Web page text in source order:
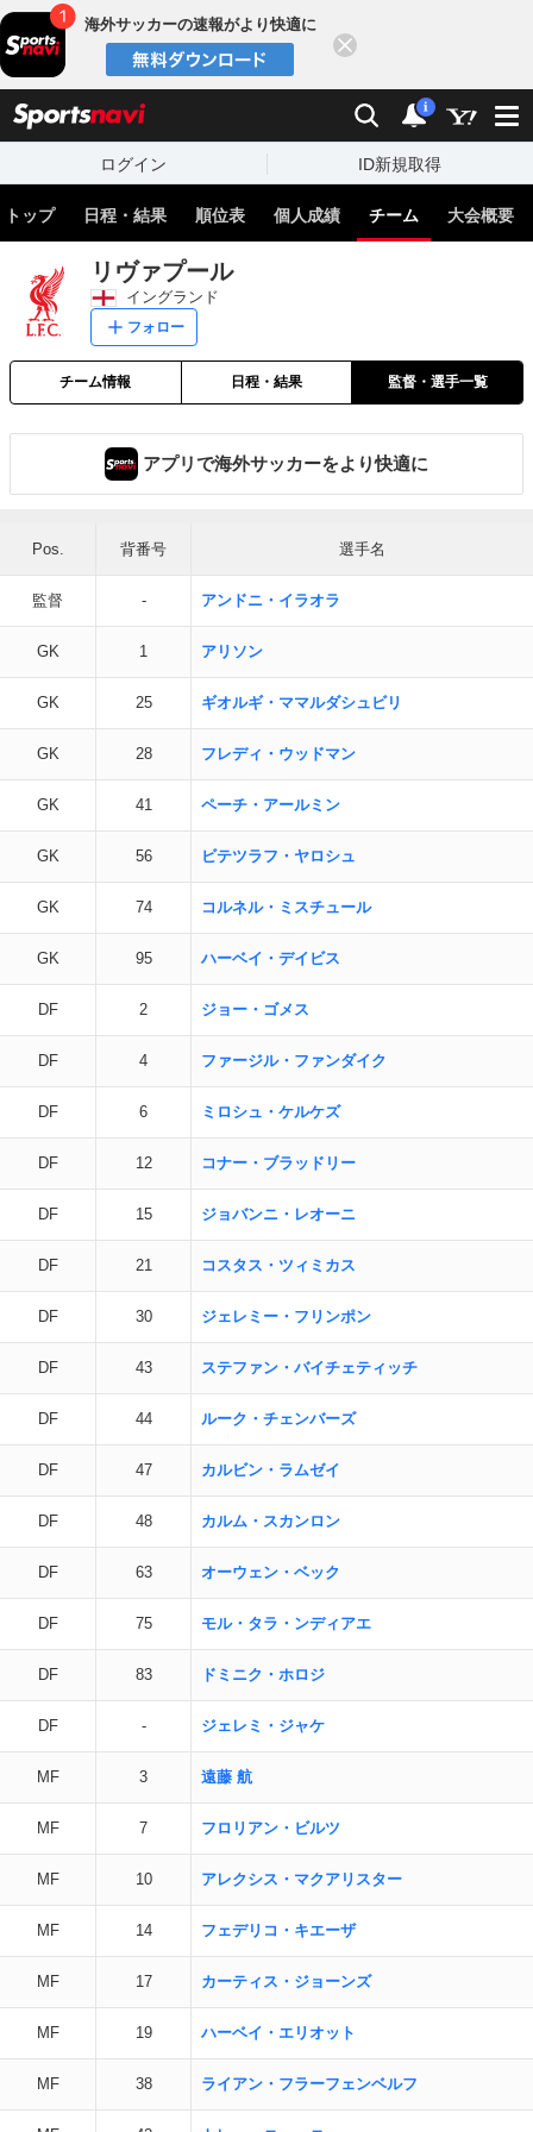
海外サッカーの速報がより快適に
検索 通知
i
ログイン ID新規取得
トップ 日程・結果 順位表 個人成績 チーム 大会概要
リヴァプール
イングランド
フォロー
チーム情報 日程・結果 監督・選手一覧
アプリで海外サッカーをより快適に
Pos. 背番号 選手名
監督 - アンドニ・イラオラ
GK 1 アリソン
GK 25 ギオルギ・ママルダシュビリ
GK 28 フレディ・ウッドマン
GK 41 ペーチ・アールミン
GK 56 ビテツラフ・ヤロシュ
GK 74 コルネル・ミスチュール
GK 95 ハーベイ・デイビス
DF 2 ジョー・ゴメス
DF 4 ファージル・ファンダイク
DF 6 ミロシュ・ケルケズ
DF 12 コナー・ブラッドリー
DF 15 ジョバンニ・レオーニ
DF 21 コスタス・ツィミカス
DF 30 ジェレミー・フリンポン
DF 43 ステファン・バイチェティッチ
DF 44 ルーク・チェンバーズ
DF 47 カルビン・ラムゼイ
DF 48 カルム・スカンロン
DF 63 オーウェン・ベック
DF 75 モル・タラ・ンディアエ
DF 83 ドミニク・ホロジ
DF - ジェレミ・ジャケ
MF 3 遠藤 航
MF 7 フロリアン・ビルツ
MF 10 アレクシス・マクアリスター
MF 14 フェデリコ・キエーザ
MF 17 カーティス・ジョーンズ
MF 19 ハーベイ・エリオット
MF 38 ライアン・フラーフェンベルフ